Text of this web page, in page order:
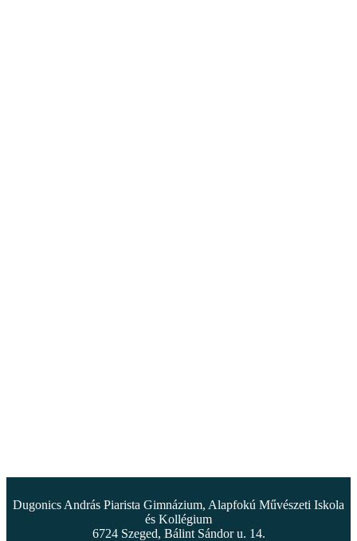
Dugonics András Piarista Gimnázium, Alapfokú Művészeti Iskola
és Kollégium
6724 Szeged, Bálint Sándor u. 14.